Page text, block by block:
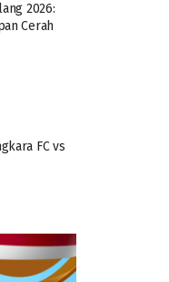
2026:
Cerah
FC vs